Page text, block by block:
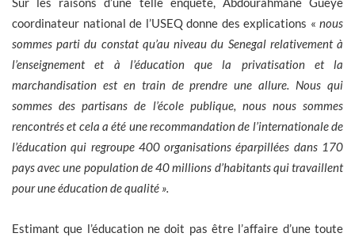
coordinateur national de l’USEQ donne des explications « nous
sommes parti du constat qu’au niveau du Senegal relativement à
l’enseignement et à l’éducation que la privatisation et la
marchandisation est en train de prendre une allure. Nous qui
sommes des partisans de l’école publique, nous nous sommes
rencontrés et cela a été une recommandation de l’internationale de
l’éducation qui regroupe 400 organisations éparpillées dans 170
pays avec une population de 40 millions d’habitants qui travaillent
pour une éducation de qualité ».
Estimant que l’éducation ne doit pas être l’affaire d’une toute